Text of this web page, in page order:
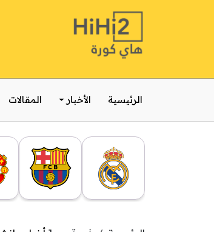
الرئيسية الأخبار المقالات